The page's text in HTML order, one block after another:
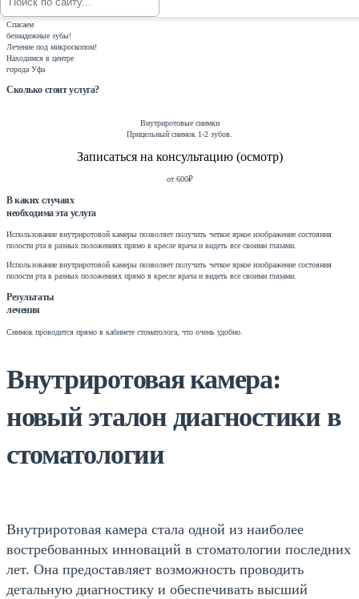
Спасаем
безнадежные зубы!
Лечение под микроскопом!
Находимся в центре
города Уфа
Сколько стоит услуга?
Внутриротовые снимки
Прицельный снимок 1-2 зубов.
Записаться на консультацию (осмотр)
от 600₽
В каких случаях
необходима эта услуга
Использование внутриротовой камеры позволяет получить четкое яркое изображение состояния
полости рта в разных положениях прямо в кресле врача и видеть все своими глазами.
Использование внутриротовой камеры позволяет получить четкое яркое изображение состояния
полости рта в разных положениях прямо в кресле врача и видеть все своими глазами.
Результаты
лечения
Снимок проводится прямо в кабинете стоматолога, что очень удобно.
Внутриротовая камера:
новый эталон диагностики в
стоматологии
Внутриротовая камера стала одной из наиболее
востребованных инноваций в стоматологии последних
лет. Она предоставляет возможность проводить
детальную диагностику и обеспечивать высший